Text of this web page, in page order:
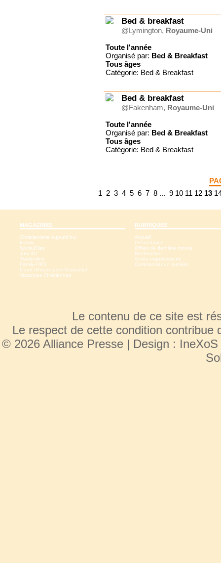
Bed & breakfast
@Lymington, Royaume-Uni
Toute l'année
Organisé par: Bed & Breakfast
Tous âges
Catégorie: Bed & Breakfast
Bed & breakfast
@Fakenham, Royaume-Uni
Toute l'année
Organisé par: Bed & Breakfast
Tous âges
Catégorie: Bed & Breakfast
1 2 3 4 5 6 7 8 ... 9 10 11 12 13
MAGAZINES
Christianisme Aujourd'hui
Family
SpirituElles
Just 4U
Trampoline
Family-FIPS
Quart d'heure pour l'essentiel
Vacances Chrétiennes
RUBRIQUES
Accueil
Présentation
Offres de dernière minute
Rechercher
Accès organisateurs
Commander un numéro
Le contenu de ce site est
Le respect de cette condition
© 2026 Alliance Presse | Design : IneXoS